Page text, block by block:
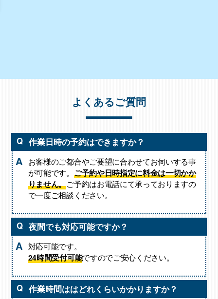
よくあるご質問
Q 作業日時の予約はできますか？
A お客様のご都合やご要望に合わせてお伺いする事
が可能です。 ご予約や日時指定に料金は一切かか
りません。ご予約はお電話にて承っておりますの
で一度ご相談ください。
Q 夜間でも対応可能ですか？
A 対応可能です。
24時間受付可能ですのでご安心ください。
Q 作業時間ははどれくらいかかりますか？